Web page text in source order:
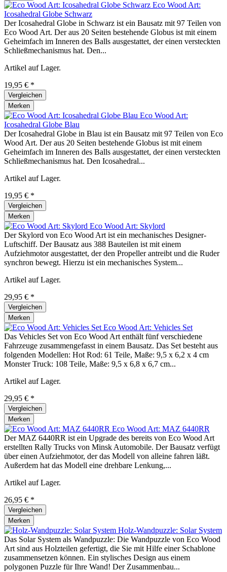
Eco Wood Art:
Icosahedral Globe Schwarz
Der Icosahedral Globe in Schwarz ist ein Bausatz mit 97 Teilen von
Eco Wood Art. Der aus 20 Seiten bestehende Globus ist mit einem
Geheimfach im Inneren des Balls ausgestattet, der einen versteckten
Schließmechanismus hat. Den...
Artikel auf Lager.
19,95 € *
Vergleichen
Merken
Eco Wood Art:
Icosahedral Globe Blau
Der Icosahedral Globe in Blau ist ein Bausatz mit 97 Teilen von Eco
Wood Art. Der aus 20 Seiten bestehende Globus ist mit einem
Geheimfach im Inneren des Balls ausgestattet, der einen versteckten
Schließmechanismus hat. Den Icosahedral...
Artikel auf Lager.
19,95 € *
Vergleichen
Merken
Eco Wood Art: Skylord
Der Skylord von Eco Wood Art ist ein mechanisches Designer-
Luftschiff. Der Bausatz aus 388 Bauteilen ist mit einem
Aufziehmotor ausgestattet, der den Propeller antreibt und die Ruder
synchron bewegt. Hierzu ist ein mechanisches System...
Artikel auf Lager.
29,95 € *
Vergleichen
Merken
Eco Wood Art: Vehicles Set
Das Vehicles Set von Eco Wood Art enthält fünf verschiedene
Fahrzeuge zusammengefasst in einem Bausatz. Das Set besteht aus
folgenden Modellen: Hot Rod: 61 Teile, Maße: 9,5 x 6,2 x 4 cm
Monster Truck: 108 Teile, Maße: 9,5 x 6,8 x 6,7 cm...
Artikel auf Lager.
29,95 € *
Vergleichen
Merken
Eco Wood Art: MAZ 6440RR
Der MAZ 6440RR ist ein Upgrade des bereits von Eco Wood Art
erstellten Rally Trucks von Minsk Automobile. Der Bausatz verfügt
über einen Aufziehmotor, der das Modell von alleine fahren läßt.
Außerdem hat das Modell eine drehbare Lenkung,...
Artikel auf Lager.
26,95 € *
Vergleichen
Merken
Holz-Wandpuzzle: Solar System
Das Solar System als Wandpuzzle: Die Wandpuzzle von Eco Wood
Art sind aus Holzteilen gefertigt, die Sie mit Hilfe einer Schablone
zusammensetzen können. Ein stylisches Design aus einem
polygonen Puzzle für Ihre Wand! Der Zusammenbau...